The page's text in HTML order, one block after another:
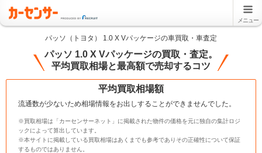
メニュー
パッソ（トヨタ） 1.0 X Vパッケージの車買取・車査定
パッソ 1.0 X Vパッケージの買取・査定。
平均買取相場と最高額で売却するコツ
平均買取相場額
流通数が少ないため相場情報をお出しすることができませんでした。
※買取相場は「カーセンサーネット」に掲載された物件の価格を元に独自の集計ロジ
ックによって算出しています。
※本サイトに掲載している買取相場はあくまでも参考でありその正確性について保証
するものではありません。